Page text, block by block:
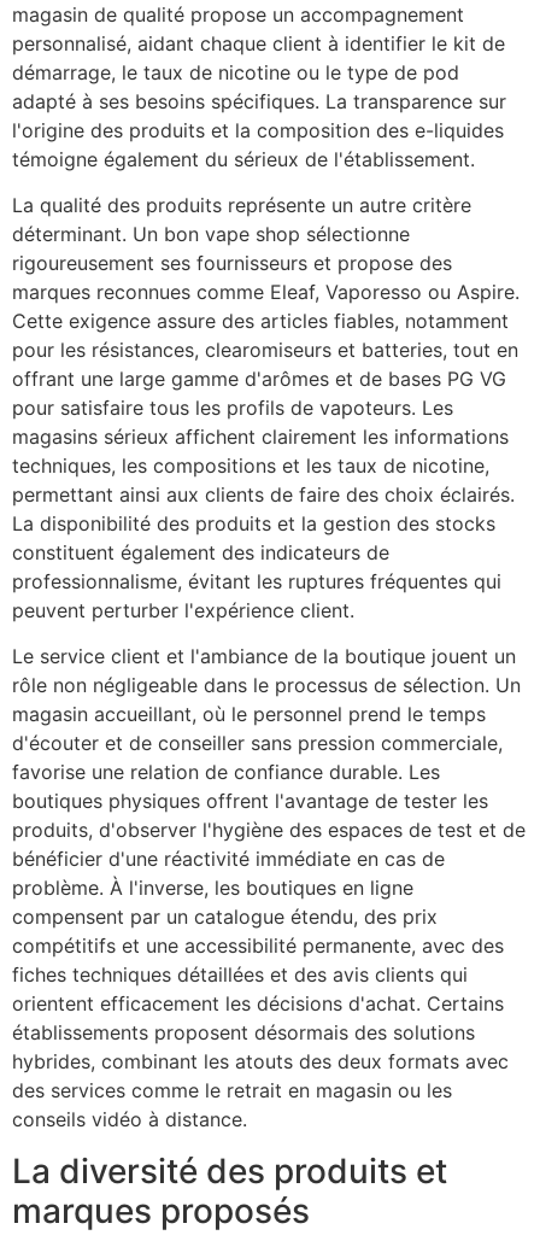
magasin de qualité propose un accompagnement
personnalisé, aidant chaque client à identifier le kit de
démarrage, le taux de nicotine ou le type de pod
adapté à ses besoins spécifiques. La transparence sur
l'origine des produits et la composition des e-liquides
témoigne également du sérieux de l'établissement.
La qualité des produits représente un autre critère
déterminant. Un bon vape shop sélectionne
rigoureusement ses fournisseurs et propose des
marques reconnues comme Eleaf, Vaporesso ou Aspire.
Cette exigence assure des articles fiables, notamment
pour les résistances, clearomiseurs et batteries, tout en
offrant une large gamme d'arômes et de bases PG VG
pour satisfaire tous les profils de vapoteurs. Les
magasins sérieux affichent clairement les informations
techniques, les compositions et les taux de nicotine,
permettant ainsi aux clients de faire des choix éclairés.
La disponibilité des produits et la gestion des stocks
constituent également des indicateurs de
professionnalisme, évitant les ruptures fréquentes qui
peuvent perturber l'expérience client.
Le service client et l'ambiance de la boutique jouent un
rôle non négligeable dans le processus de sélection. Un
magasin accueillant, où le personnel prend le temps
d'écouter et de conseiller sans pression commerciale,
favorise une relation de confiance durable. Les
boutiques physiques offrent l'avantage de tester les
produits, d'observer l'hygiène des espaces de test et de
bénéficier d'une réactivité immédiate en cas de
problème. À l'inverse, les boutiques en ligne
compensent par un catalogue étendu, des prix
compétitifs et une accessibilité permanente, avec des
fiches techniques détaillées et des avis clients qui
orientent efficacement les décisions d'achat. Certains
établissements proposent désormais des solutions
hybrides, combinant les atouts des deux formats avec
des services comme le retrait en magasin ou les
conseils vidéo à distance.
La diversité des produits et
marques proposés